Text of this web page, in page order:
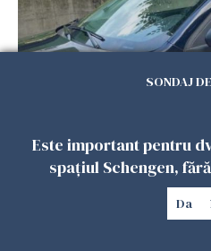
Româncă din Italia,
singuri în casă pentru a
SONDAJ
Este important pentru
spațiul Schengen,
Da